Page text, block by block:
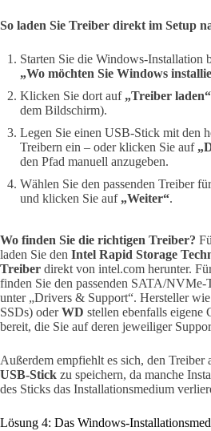
So laden Sie Treiber direkt im Setup
Starten Sie die Windows-Installation
„Wo möchten Sie Windows
Klicken Sie dort auf „Treiber laden“
dem Bildschirm).
Legen Sie einen USB-Stick mit den
Treibern ein – oder klicken Sie auf
den Pfad manuell anzugeben.
Wählen Sie den passenden Treiber
und klicken Sie auf „Weiter“.
Wo finden Sie die richtigen Treiber?
laden Sie den Intel Rapid Storage
Treiber direkt von intel.com herunter.
finden Sie den passenden SATA/NVMe-
unter „Drivers & Support“. Hersteller wie
SSDs) oderWD stellen ebenfalls eigene
bereit, die Sie auf deren jeweiliger
Außerdem empfiehlt es sich, den Treiber
USB-Stick zu speichern, da manche
des Sticks das Installationsmedium
Lösung 4: Das Windows-